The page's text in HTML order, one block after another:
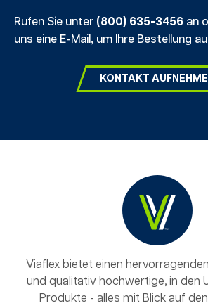
Rufen Sie unter (800) 635-3456 an
uns eine E-Mail, um Ihre Bestellung
KONTAKT
Viaflex bietet einen
und qualitativ hochwertige, in den
Produkte - alles mit Blick auf